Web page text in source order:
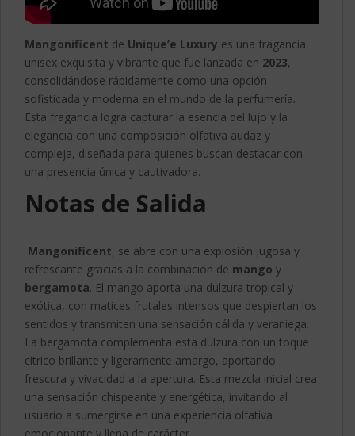
Mangonificent de Unique’e Luxury es una fragancia
unisex exquisita y vibrante que fue lanzada en 2023,
consolidándose rápidamente como una opción
sofisticada y moderna en el mundo de la perfumería.
Esta fragancia logra capturar la esencia del lujo y la
elegancia con una composición olfativa audaz y
compleja, diseñada para quienes buscan destacar con
una presencia única y cautivadora.
Notas de Salida
Mangonificent, se abre con una explosión jugosa y
refrescante gracias a la combinación de mango y
bergamota. El mango aporta una dulzura tropical y
exótica, con matices frutales intensos que despiertan los
sentidos y transmiten una sensación cálida y veraniega.
La bergamota complementa esta dulzura con un toque
cítrico brillante y ligeramente amargo, aportando
frescura y vivacidad a la apertura. Esta mezcla inicial crea
una sensación chispeante y energética, invitando al
usuario a sumergirse en una experiencia olfativa